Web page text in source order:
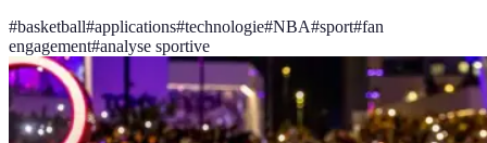
#basketball#applications#technologie#NBA#sport#fan
engagement#analyse sportive